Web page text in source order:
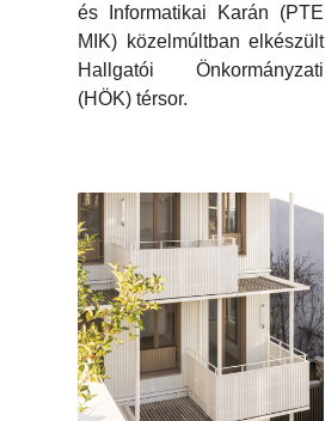
és Informatikai Karán (PTE
MIK) közelmúltban elkészült
Hallgatói Önkormányzati
(HÖK) térsor.